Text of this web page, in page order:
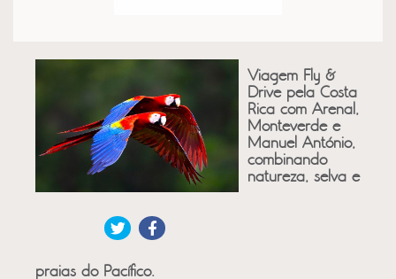
Viagem Fly &
Drive pela Costa
Rica com Arenal,
Monteverde e
Manuel António,
combinando
natureza, selva e
praias do Pacífico.